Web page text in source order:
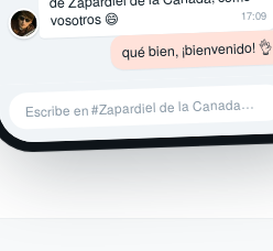
vosotros 😄 17:09
qué bien, ¡bienvenido! 👌
Escribe en #Zapardiel de la Canada…